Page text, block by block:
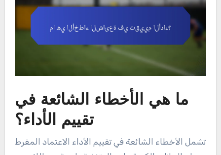
ما هي الأخطاء الشائعة في
تقييم الأداء؟
تشمل الأخطاء الشائعة في تقييم الأداء الاعتماد المفرط